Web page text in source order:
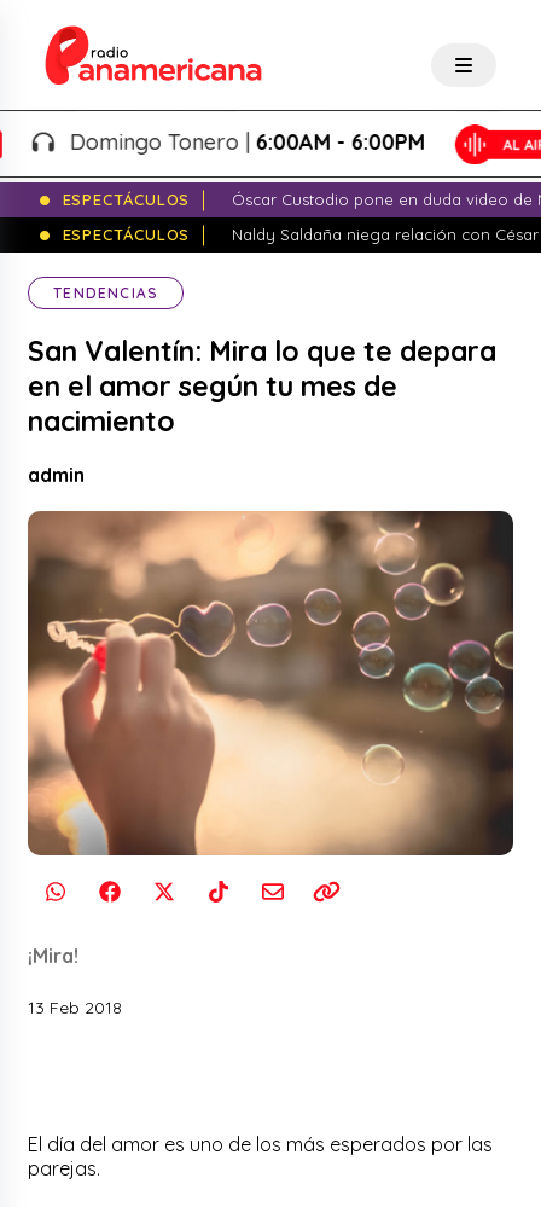
Domingo Tonero |6:00AM - 6:00PM
ESPECTÁCULOS
Óscar Custodio pone en duda video de
ESPECTÁCULOS
Naldy Saldaña niega relación con
TENDENCIAS
San Valentín: Mira lo que te depara
en el amor según tu mes de
nacimiento
admin
¡Mira!
13 Feb 2018
El día del amor es uno de los más esperados por las
parejas.